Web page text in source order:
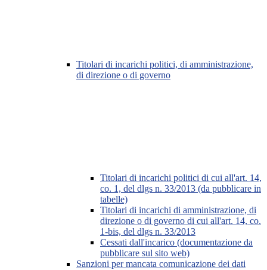
Titolari di incarichi politici, di amministrazione,
di direzione o di governo
Titolari di incarichi politici di cui all'art. 14,
co. 1, del dlgs n. 33/2013 (da pubblicare in
tabelle)
Titolari di incarichi di amministrazione, di
direzione o di governo di cui all'art. 14, co.
1-bis, del dlgs n. 33/2013
Cessati dall'incarico (documentazione da
pubblicare sul sito web)
Sanzioni per mancata comunicazione dei dati